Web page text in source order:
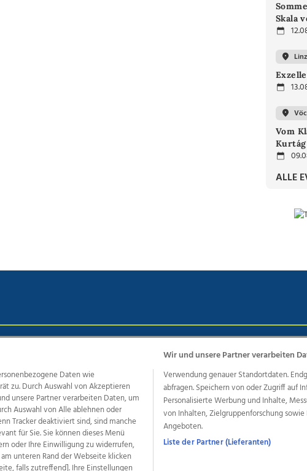
Skala
Linz
Vom
Kurtág
ALLE
AGB Anzeigekunden AGB
Weitere Angebote des Medienhauses Wimmer
Life Radio OÖNachrichten OÖN Immobilien OÖN Karriere
Regionaljobs
wasistlos.at wirtrauern.at
Daten wie
zu. Durch Auswahl von Akzeptieren
unsere Partner verarbeiten Daten, um
Auswahl von Alle ablehnen oder
Tracker deaktiviert sind, sind manche
für Sie. Sie können dieses Menü
oder Ihre Einwilligung zu widerrufen,
unteren Rand der Webseite klicken
falls zutreffend]. Ihre Einstellungen
Wir und unsere Partner verarbeiten
Verwendung genauer Standortdaten.
abfragen. Speichern von oder Zugriff auf
Personalisierte Werbung und Inhalte,
von Inhalten, Zielgruppenforschung
Angeboten.
Liste der Partner (Lieferanten)